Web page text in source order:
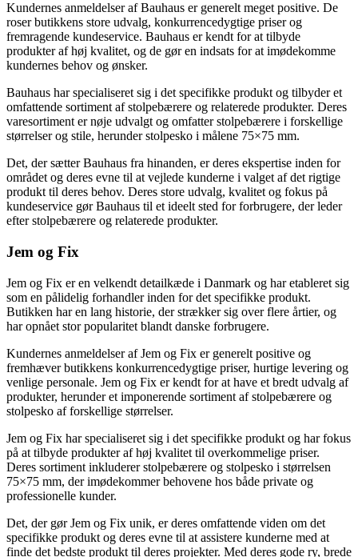
Kundernes anmeldelser af Bauhaus er generelt meget positive. De
roser butikkens store udvalg, konkurrencedygtige priser og
fremragende kundeservice. Bauhaus er kendt for at tilbyde
produkter af høj kvalitet, og de gør en indsats for at imødekomme
kundernes behov og ønsker.
Bauhaus har specialiseret sig i det specifikke produkt og tilbyder et
omfattende sortiment af stolpebærere og relaterede produkter. Deres
varesortiment er nøje udvalgt og omfatter stolpebærere i forskellige
størrelser og stile, herunder stolpesko i målene 75×75 mm.
Det, der sætter Bauhaus fra hinanden, er deres ekspertise inden for
området og deres evne til at vejlede kunderne i valget af det rigtige
produkt til deres behov. Deres store udvalg, kvalitet og fokus på
kundeservice gør Bauhaus til et ideelt sted for forbrugere, der leder
efter stolpebærere og relaterede produkter.
Jem og Fix
Jem og Fix er en velkendt detailkæde i Danmark og har etableret sig
som en pålidelig forhandler inden for det specifikke produkt.
Butikken har en lang historie, der strækker sig over flere årtier, og
har opnået stor popularitet blandt danske forbrugere.
Kundernes anmeldelser af Jem og Fix er generelt positive og
fremhæver butikkens konkurrencedygtige priser, hurtige levering og
venlige personale. Jem og Fix er kendt for at have et bredt udvalg af
produkter, herunder et imponerende sortiment af stolpebærere og
stolpesko af forskellige størrelser.
Jem og Fix har specialiseret sig i det specifikke produkt og har fokus
på at tilbyde produkter af høj kvalitet til overkommelige priser.
Deres sortiment inkluderer stolpebærere og stolpesko i størrelsen
75×75 mm, der imødekommer behovene hos både private og
professionelle kunder.
Det, der gør Jem og Fix unik, er deres omfattende viden om det
specifikke produkt og deres evne til at assistere kunderne med at
finde det bedste produkt til deres projekter. Med deres gode ry, brede